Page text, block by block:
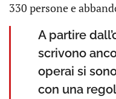
330 persone e
A partire
scrivono
operai si
con una